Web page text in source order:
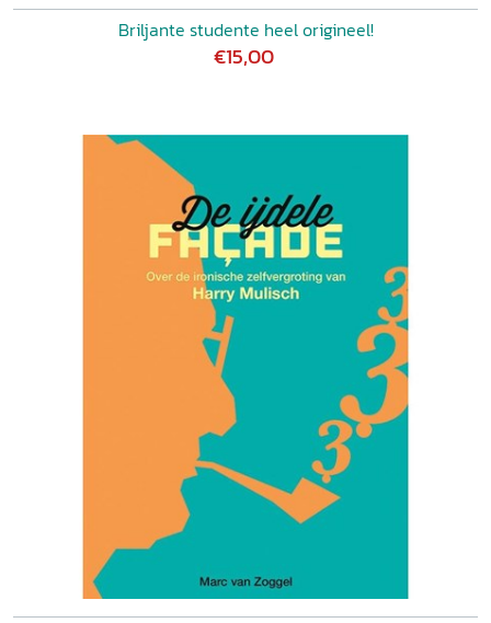
Briljante studente heel origineel!
€15,00